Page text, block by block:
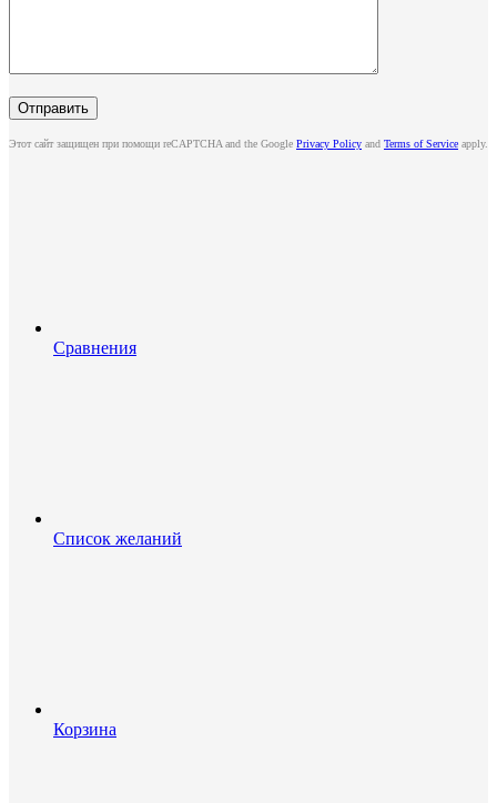
Этот сайт защищен при помощи reCAPTCHA and the Google Privacy Policy and Terms of Service apply.
Сравнения
Список желаний
Корзина